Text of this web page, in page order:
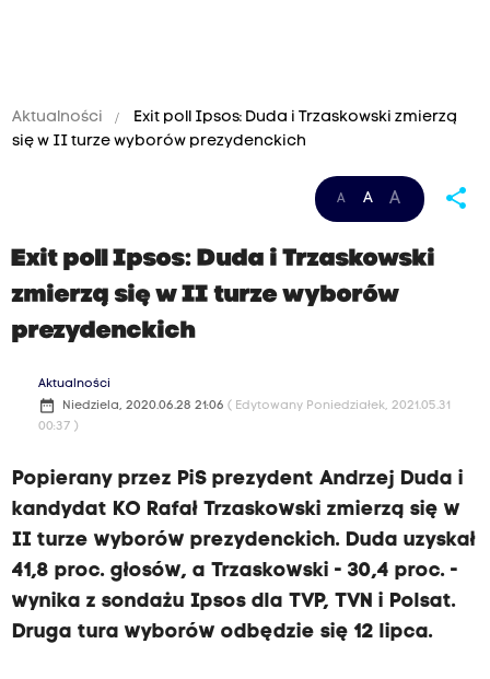
Aktualności
Exit poll Ipsos: Duda i Trzaskowski zmierzą
się w II turze wyborów prezydenckich
A A A share
Exit poll Ipsos: Duda i Trzaskowski
zmierzą się w II turze wyborów
prezydenckich
Aktualności
date_range Niedziela, 2020.06.28 21:06 ( Edytowany Poniedziałek, 2021.05.31
00:37 )
Popierany przez PiS prezydent Andrzej Duda i
kandydat KO Rafał Trzaskowski zmierzą się w
II turze wyborów prezydenckich. Duda uzyskał
41,8 proc. głosów, a Trzaskowski - 30,4 proc. -
wynika z sondażu Ipsos dla TVP, TVN i Polsat.
Druga tura wyborów odbędzie się 12 lipca.